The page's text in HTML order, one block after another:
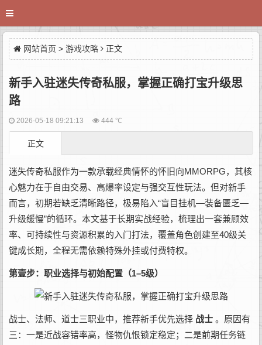
网站首页 > 游戏攻略 正文
新手入驻迷失传奇私服，掌握正确打宝升级思
路
2026-05-18 09:21:13 444 ℃
正文
迷失传奇私服作为一款承载经典情怀的怀旧向MMORPG，其核
心魅力在于自由交易、高爆率设定与强交互性玩法。但对新手
而言，初期若缺乏清晰路径，极易陷入“盲目挂机—装备匮乏—
升级缓慢”的循环。本文基于长期实战经验，梳理出一套兼顾效
率、可持续性与资源积累的入门打法，覆盖角色创建至40级关
键成长期，全程无需依赖特殊外挂或付费特权。
第壹步：职业选择与初始配置（1–5级）
战士、法师、道士三职业中，推荐新手优先选择 战士 。原因有
三：一是近战容错率高，怪物仇恨锁定稳定；二是前期任务链